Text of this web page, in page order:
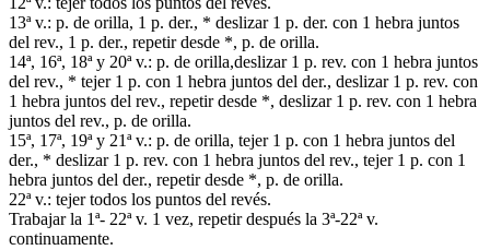
13ª v.: p. de orilla, 1 p. der., * deslizar 1 p. der. con 1 hebra juntos
del rev., 1 p. der., repetir desde *, p. de orilla.
14ª, 16ª, 18ª y 20ª v.: p. de orilla,deslizar 1 p. rev. con 1 hebra juntos
del rev., * tejer 1 p. con 1 hebra juntos del der., deslizar 1 p. rev. con
1 hebra juntos del rev., repetir desde *, deslizar 1 p. rev. con 1 hebra
juntos del rev., p. de orilla.
15ª, 17ª, 19ª y 21ª v.: p. de orilla, tejer 1 p. con 1 hebra juntos del
der., * deslizar 1 p. rev. con 1 hebra juntos del rev., tejer 1 p. con 1
hebra juntos del der., repetir desde *, p. de orilla.
22ª v.: tejer todos los puntos del revés.
Trabajar la 1ª- 22ª v. 1 vez, repetir después la 3ª-22ª v.
continuamente.